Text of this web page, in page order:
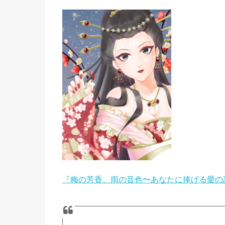
『梅の芳香、雨の音色〜あなたに捧げる愛